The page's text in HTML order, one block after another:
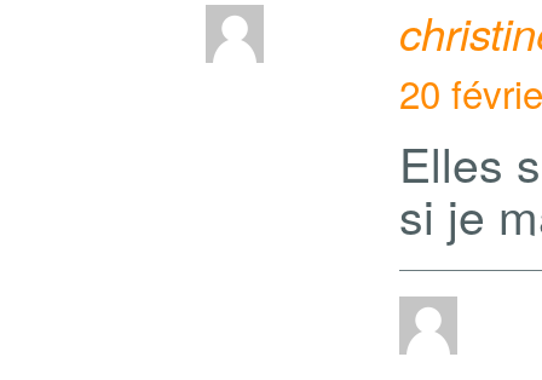
20
Elles
si je